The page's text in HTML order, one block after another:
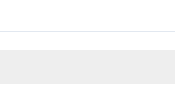
forts de la carrière, Style de jeu